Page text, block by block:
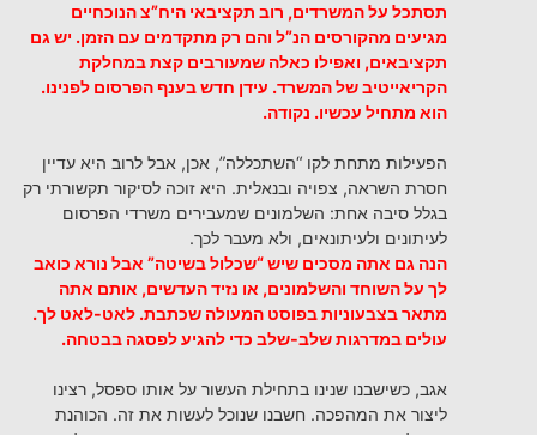
תסתכל על המשרדים, רוב תקציבאי היח”צ הנוכחיים
מגיעים מהקורסים הנ”ל והם רק מתקדמים עם הזמן. יש גם
תקציבאים, ואפילו כאלה שמעורבים קצת במחלקת
הקריאייטיב של המשרד. עידן חדש בענף הפרסום לפנינו.
הוא מתחיל עכשיו. נקודה.
הפעילות מתחת לקו “השתכללה”, אכן, אבל לרוב היא עדיין
חסרת השראה, צפויה ובנאלית. היא זוכה לסיקור תקשורתי רק
בגלל סיבה אחת: השלמונים שמעבירים משרדי הפרסום
לעיתונים ולעיתונאים, ולא מעבר לכך.
הנה גם אתה מסכים שיש “שכלול בשיטה” אבל נורא כואב
לך על השוחד והשלמונים, או נזיד העדשים, אותם אתה
מתאר בצבעוניות בפוסט המעולה שכתבת. לאט-לאט לך.
עולים במדרגות שלב-שלב כדי להגיע לפסגה בבטחה.
אגב, כשישבנו שנינו בתחילת העשור על אותו ספסל, רצינו
ליצור את המהפכה. חשבנו שנוכל לעשות את זה. הכוהנת